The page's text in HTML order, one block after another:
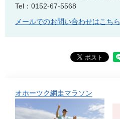
Tel：0152-67-5568
メールでのお問い合わせはこちら
オホーツク網走マラソン